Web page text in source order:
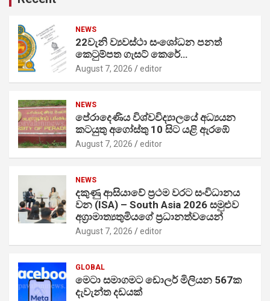
NEWS
22වැනි ව්‍යවස්ථා සංශෝධන පනත්
කෙටුම්පත ගැසට් කෙරේ…
August 7, 2026 editor
NEWS
පේරාදෙණිය විශ්වවිද්‍යාලයේ අධ්‍යයන
කටයුතු අගෝස්තු 10 සිට යළි ඇරඹේ
August 7, 2026 editor
NEWS
දකුණු ආසියාවේ ප්‍රථම වරට සංවිධානය
වන (ISA) – South Asia 2026 සමුළුව
අග්‍රාමාත්‍යතුමියගේ ප්‍රධානත්වයෙන්
August 7, 2026 editor
GLOBAL
මෙටා සමාගමට ඩොලර් මිලියන 567ක
දැවැන්ත දඩයක්